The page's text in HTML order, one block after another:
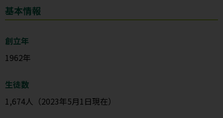
基本情報
創立年
1962年
生徒数
1,674人（2023年5月1日現在）